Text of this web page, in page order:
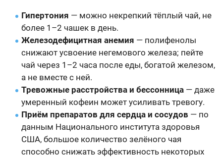
Гипертония — можно некрепкий тёплый чай, не
более 1–2 чашек в день.
Железодефицитная анемия — полифенолы
снижают усвоение негемового железа; пейте
чай через 1–2 часа после еды, богатой железом,
а не вместе с ней.
Тревожные расстройства и бессонница — даже
умеренный кофеин может усиливать тревогу.
Приём препаратов для сердца и сосудов — по
данным Национального института здоровья
США, большое количество зелёного чая
способно снижать эффективность некоторых